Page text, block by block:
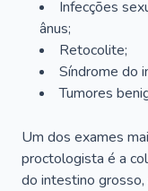
Infecções
ânus;
Retocolite;
Síndrome do
Tumores
Um dos exames
proctologista é a
do intestino